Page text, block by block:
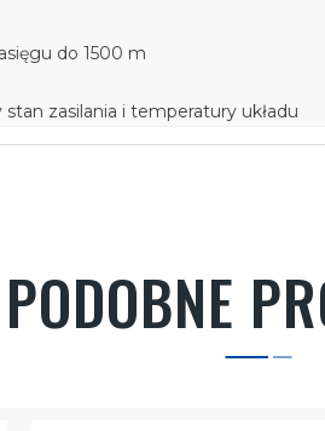
do 1500 m
zasilania i temperatury układu
PODOBNE